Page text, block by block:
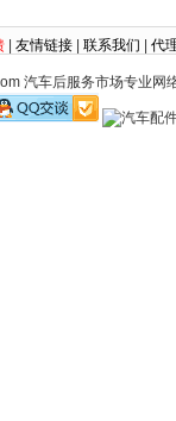
友情链接 联系我们 代
汽车后服务市场专业网